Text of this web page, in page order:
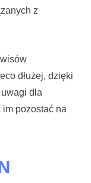
z
dłużej, dzięki
dla
pozostać na